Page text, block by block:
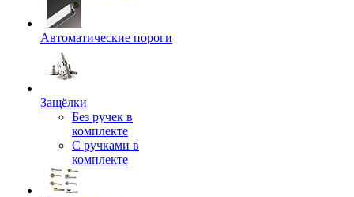
Автоматические пороги
Защёлки
Без ручек в
комплекте
С ручками в
комплекте